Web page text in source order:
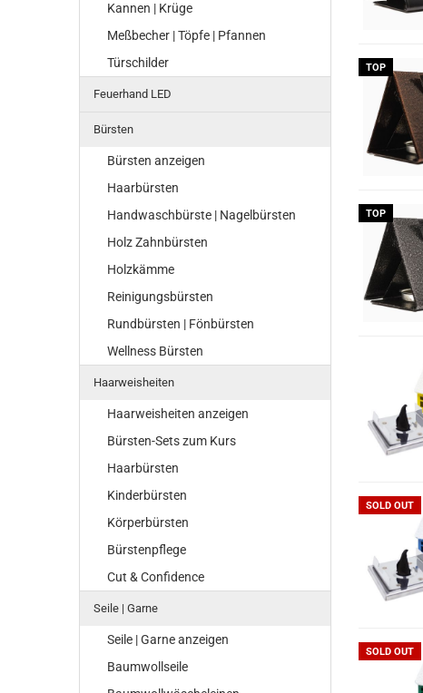
TOP
TOP
SOLD OUT
SOLD OUT
Kannen | Krüge
Meßbecher | Töpfe | Pfannen
Türschilder
Feuerhand LED
Bürsten
Bürsten anzeigen
Haarbürsten
Handwaschbürste | Nagelbürsten
Holz Zahnbürsten
Holzkämme
Reinigungsbürsten
Rundbürsten | Fönbürsten
Wellness Bürsten
Haarweisheiten
Haarweisheiten anzeigen
Bürsten-Sets zum Kurs
Haarbürsten
Kinderbürsten
Körperbürsten
Bürstenpflege
Cut & Confidence
Seile | Garne
Seile | Garne anzeigen
Baumwollseile